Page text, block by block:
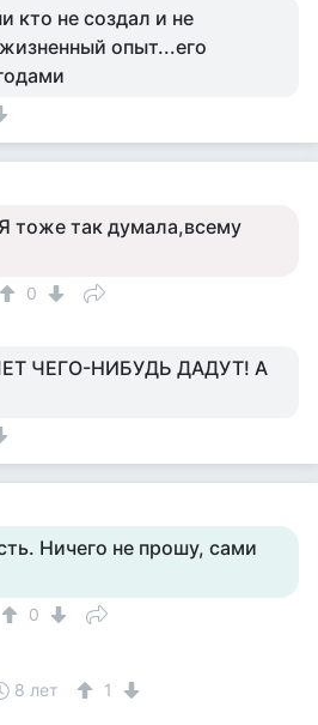
кто не создал и не
опыт...его
тоже так думала,всему
0
ЧЕГО-НИБУДЬ ДАДУТ! А
Ничего не прошу, сами
0
8 лет 1